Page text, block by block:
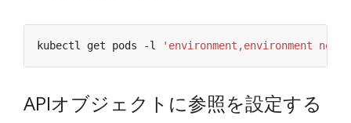
kubectl get pods -l 'environment,environment
APIオブジェクトに参照を設定する